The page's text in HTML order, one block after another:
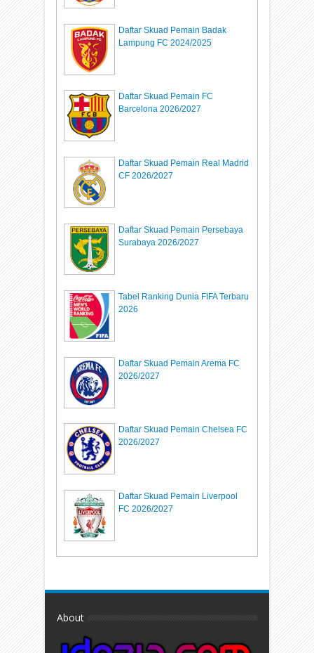
Daftar Skuad Pemain Badak
Lampung FC 2024/2025
Daftar Skuad Pemain FC
Barcelona 2026/2027
Daftar Skuad Pemain Real Madrid
CF 2026/2027
Daftar Skuad Pemain Persebaya
Surabaya 2026/2027
Tabel Ranking Dunia FIFA Terbaru
2026
Daftar Skuad Pemain Arema FC
2026/2027
Daftar Skuad Pemain Chelsea FC
2026/2027
Daftar Skuad Pemain Liverpool
FC 2026/2027
About